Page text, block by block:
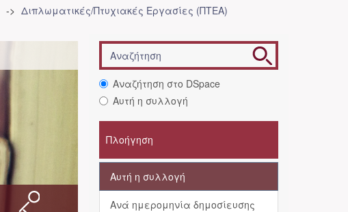
Διπλωματικές/Πτυχιακές Εργασίες (ΠΤΕΑ)
Αναζήτηση στο DSpace
Αυτή η συλλογή
Πλοήγηση
Αυτή η συλλογή
Ανά ημερομηνία δημοσίευσης